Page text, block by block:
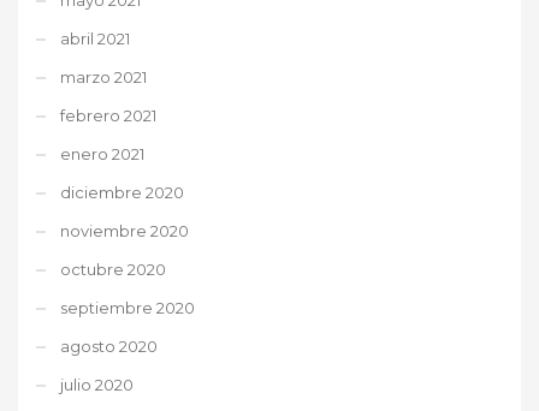
abril 2021
marzo 2021
febrero 2021
enero 2021
diciembre 2020
noviembre 2020
octubre 2020
septiembre 2020
agosto 2020
julio 2020